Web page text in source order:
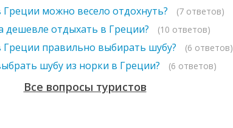
Греции можно весело отдохнуть? (7 ответов)
дешевле отдыхать в Греции? (10 ответов)
Греции правильно выбирать шубу? (6 ответов)
шубу из норки в Греции? (6 ответов)
Все вопросы туристов